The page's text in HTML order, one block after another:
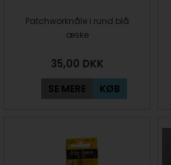
Patchworknåle i rund blå
æske
35,00 DKK
SE MERE KØB